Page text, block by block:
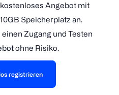
Angebot mit
Speicherplatz an.
Zugang und Testen
ohne Risiko.
registrieren